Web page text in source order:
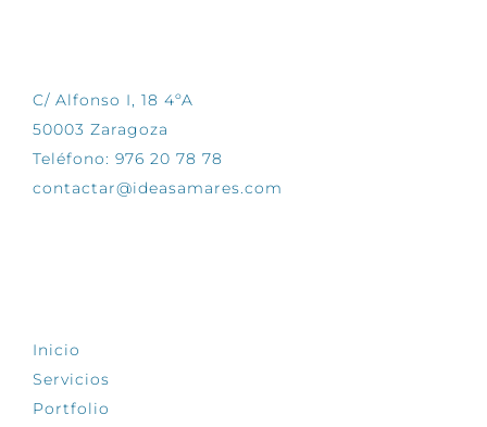
C/ Alfonso I, 18 4ºA
50003 Zaragoza
Teléfono: 976 20 78 78
contactar@ideasamares.com
Inicio
Servicios
Portfolio